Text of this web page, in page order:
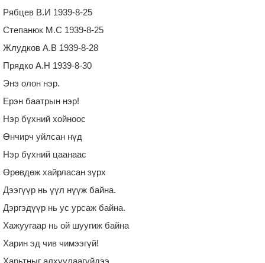
Рябцев В.И 1939-8-25
Степанюк М.С 1939-8-25
Жлудков А.В 1939-8-28
Прядко А.Н 1939-8-30
Энэ олон нэр.
Ерэн баатрын нэр!
Нэр бүхний хойноос
Өнчирч уйлсан нүд
Нэр бүхний цаанаас
Өрөвдөж хайрласан зүрх
Дээгүүр нь үүл нүүж байна.
Дэргэдүүр нь ус урсаж байна.
Хажуугаар нь ой шуугиж байна
Харин эд чив чимээгүй!
Харьтныг алхуулаагүйдээ